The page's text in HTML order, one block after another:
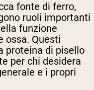
fonte di ferro,
ruoli importanti
funzione
ossa. Questi
proteina di pisello
per chi desidera
e i propri